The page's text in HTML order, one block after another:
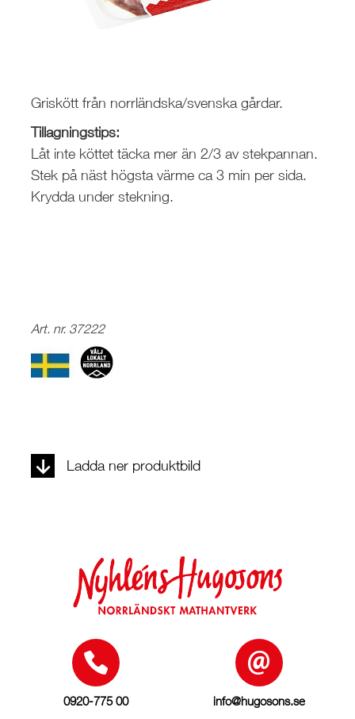
Griskött från norrländska/svenska gårdar.
Tillagningstips:
Låt inte köttet täcka mer än 2/3 av stekpannan.
Stek på näst högsta värme ca 3 min per sida.
Krydda under stekning.
Art. nr. 37222
Ladda ner produktbild
0920-775 00 info@hugosons.se